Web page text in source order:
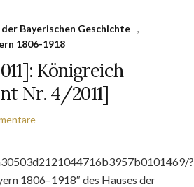
der Bayerischen Geschichte
,
1806-1918
Königreich
Nr. 4/2011]
?
1806–1918″ des Hauses der